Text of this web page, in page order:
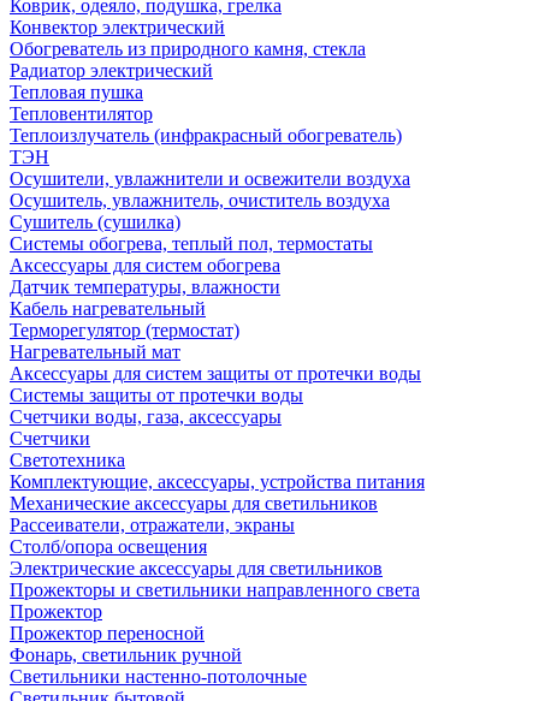
Коврик, одеяло, подушка, грелка
Конвектор электрический
Обогреватель из природного камня, стекла
Радиатор электрический
Тепловая пушка
Тепловентилятор
Теплоизлучатель (инфракрасный обогреватель)
ТЭН
Осушители, увлажнители и освежители воздуха
Осушитель, увлажнитель, очиститель воздуха
Сушитель (сушилка)
Системы обогрева, теплый пол, термостаты
Аксессуары для систем обогрева
Датчик температуры, влажности
Кабель нагревательный
Терморегулятор (термостат)
Нагревательный мат
Аксессуары для систем защиты от протечки воды
Системы защиты от протечки воды
Счетчики воды, газа, аксессуары
Счетчики
Светотехника
Комплектующие, аксессуары, устройства питания
Механические аксессуары для светильников
Рассеиватели, отражатели, экраны
Столб/опора освещения
Электрические аксессуары для светильников
Прожекторы и светильники направленного света
Прожектор
Прожектор переносной
Фонарь, светильник ручной
Светильники настенно-потолочные